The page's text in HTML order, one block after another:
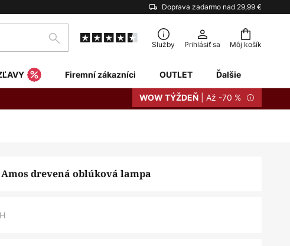
Doprava zadarmo nad 29,99 €
Môj košík
Hľadať Služby Prihlásiť sa
Firemní zákazníci OUTLET Ďalšie
WOW TÝŽDEŇ | Až -70 %
drevená oblúková lampa